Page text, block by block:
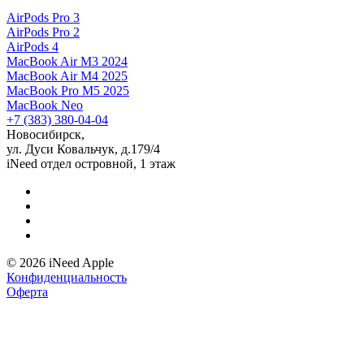
AirPods Pro 3
AirPods Pro 2
AirPods 4
MacBook Air M3 2024
MacBook Air M4 2025
MacBook Pro M5 2025
MacBook Neo
+7 (383) 380-04-04
Новосибирск,
ул. Дуси Ковальчук, д.179/4
iNeed отдел островной, 1 этаж
© 2026 iNeed Apple
Конфиденциальность
Оферта